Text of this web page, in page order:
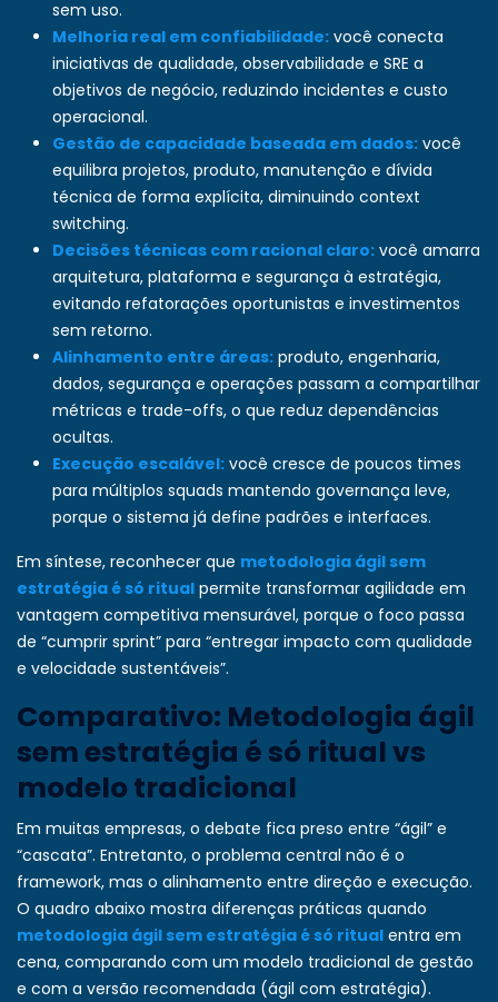
sem uso.
Melhoria real em confiabilidade: você conecta
iniciativas de qualidade, observabilidade e SRE a
objetivos de negócio, reduzindo incidentes e custo
operacional.
Gestão de capacidade baseada em dados: você
equilibra projetos, produto, manutenção e dívida
técnica de forma explícita, diminuindo context
switching.
Decisões técnicas com racional claro: você amarra
arquitetura, plataforma e segurança à estratégia,
evitando refatorações oportunistas e investimentos
sem retorno.
Alinhamento entre áreas: produto, engenharia,
dados, segurança e operações passam a compartilhar
métricas e trade-offs, o que reduz dependências
ocultas.
Execução escalável: você cresce de poucos times
para múltiplos squads mantendo governança leve,
porque o sistema já define padrões e interfaces.
Em síntese, reconhecer que metodologia ágil sem
estratégia é só ritual permite transformar agilidade em
vantagem competitiva mensurável, porque o foco passa
de “cumprir sprint” para “entregar impacto com qualidade
e velocidade sustentáveis”.
Comparativo: Metodologia ágil
sem estratégia é só ritual vs
modelo tradicional
Em muitas empresas, o debate fica preso entre “ágil” e
“cascata”. Entretanto, o problema central não é o
framework, mas o alinhamento entre direção e execução.
O quadro abaixo mostra diferenças práticas quando
metodologia ágil sem estratégia é só ritual entra em
cena, comparando com um modelo tradicional de gestão
e com a versão recomendada (ágil com estratégia).